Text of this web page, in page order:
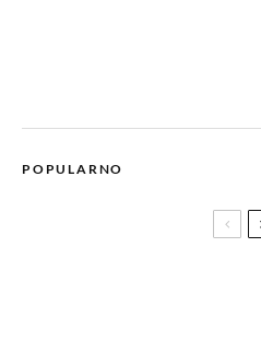
POPULARNO